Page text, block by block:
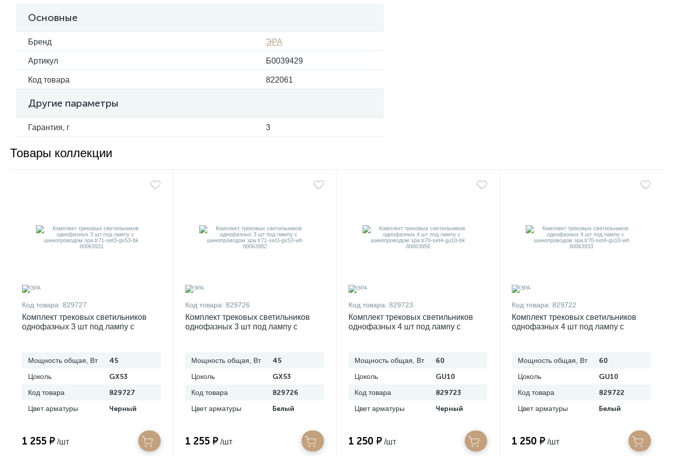
Основные
Бренд ЭРА
Артикул Б0039429
Код товара 822061
Другие параметры
Гарантия, г 3
Товары коллекции
Код товара: 829727
Комплект трековых светильников
однофазных 3 шт под лампу с
Мощность общая, Вт 45
Цоколь GX53
Код товара 829727
Цвет арматуры Черный
1 255 ₽ /шт
Код товара: 829726
Комплект трековых светильников
однофазных 3 шт под лампу с
Мощность общая, Вт 45
Цоколь GX53
Код товара 829726
Цвет арматуры Белый
1 255 ₽ /шт
Код товара: 829723
Комплект трековых светильников
однофазных 4 шт под лампу с
Мощность общая, Вт 60
Цоколь GU10
Код товара 829723
Цвет арматуры Черный
1 250 ₽ /шт
Код товара: 829722
Комплект трековых светильников
однофазных 4 шт под лампу с
Мощность общая, Вт 60
Цоколь GU10
Код товара 829722
Цвет арматуры Белый
1 250 ₽ /шт